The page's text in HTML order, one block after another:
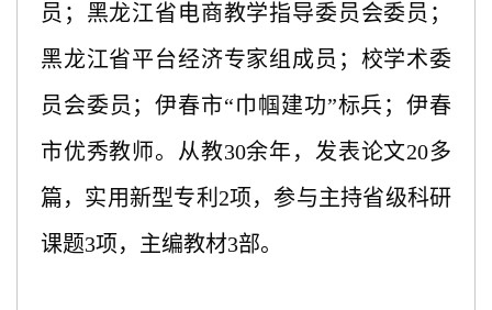
员；黑龙江省电商教学指导委员会委员；
黑龙江省平台经济专家组成员；校学术委
员会委员；伊春市“巾帼建功”标兵；伊春
市优秀教师。从教30余年，发表论文20多
篇，实用新型专利2项，参与主持省级科研
课题3项，主编教材3部。